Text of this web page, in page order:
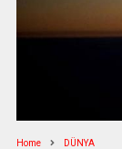
Home DÜNYA